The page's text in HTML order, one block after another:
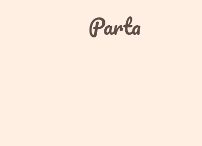
Parta